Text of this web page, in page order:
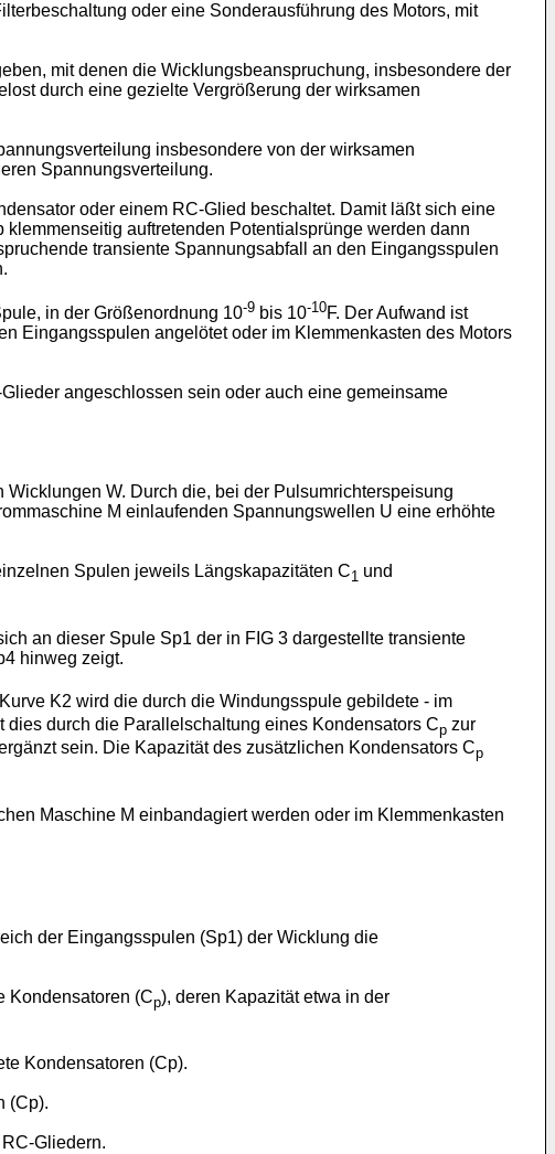
oder eine Sonderausführung des Motors, mit
mit denen die Wicklungsbeanspruchung, insbesondere der
durch eine gezielte Vergrößerung der wirksamen
insbesondere von der wirksamen
Spannungsverteilung.
oder einem RC-Glied beschaltet. Damit läßt sich eine
auftretenden Potentialsprünge werden dann
transiente Spannungsabfall an den Eingangsspulen
in der Größenordnung 10-9 bis 10-10F. Der Aufwand ist
Eingangsspulen angelötet oder im Klemmenkasten des Motors
angeschlossen sein oder auch eine gemeinsame
W. Durch die, bei der Pulsumrichterspeisung
M einlaufenden Spannungswellen U eine erhöhte
Spulen jeweils Längskapazitäten C1 und
an dieser Spule Sp1 der in FIG 3 dargestellte transiente
hinweg zeigt.
K2 wird die durch die Windungsspule gebildete - im
durch die Parallelschaltung eines Kondensators Cp zur
sein. Die Kapazität des zusätzlichen Kondensators Cp
Maschine M einbandagiert werden oder im Klemmenkasten
der Eingangsspulen (Sp1) der Wicklung die
Kondensatoren (Cp), deren Kapazität etwa in der
Kondensatoren (Cp).
(Cp).
Gliedern.